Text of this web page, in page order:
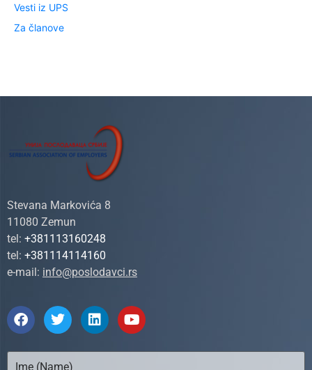
Vesti iz UPS
Za članove
Stevana Markovića 8
11080 Zemun
tel: +381113160248
tel: +381114114160
e-mail: info@poslodavci.rs